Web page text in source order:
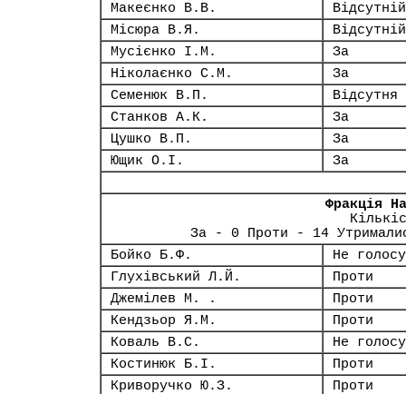
Макеєнко В.В.
Відсутній
Місюра В.Я.
Відсутній
Мусієнко І.М.
За
Ніколаєнко С.М.
За
Семенюк В.П.
Відсутня
Станков А.К.
За
Цушко В.П.
За
Ющик О.І.
За
Фракція
За - 0 Проти - 14
Бойко Б.Ф.
Не
Глухівський Л.Й.
Проти
Джемілев М. .
Проти
Кендзьор Я.М.
Проти
Коваль В.С.
Не
Костинюк Б.І.
Проти
Криворучко Ю.З.
Проти